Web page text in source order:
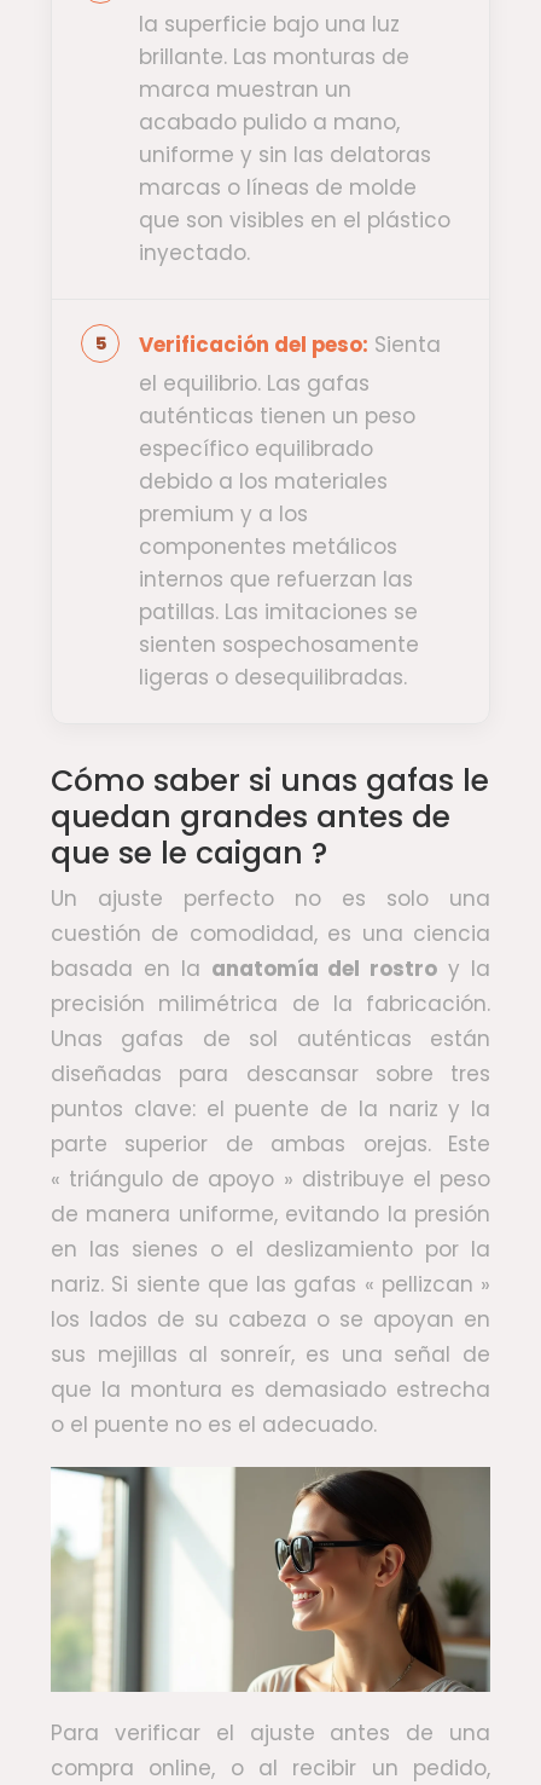
la superficie bajo una luz
brillante. Las monturas de
marca muestran un
acabado pulido a mano,
uniforme y sin las delatoras
marcas o líneas de molde
que son visibles en el plástico
inyectado.
Verificación del peso: Sienta
el equilibrio. Las gafas
auténticas tienen un peso
específico equilibrado
debido a los materiales
premium y a los
componentes metálicos
internos que refuerzan las
patillas. Las imitaciones se
sienten sospechosamente
ligeras o desequilibradas.
Cómo saber si unas gafas le
quedan grandes antes de
que se le caigan ?
Un ajuste perfecto no es solo una
cuestión de comodidad, es una ciencia
basada en la anatomía del rostro y la
precisión milimétrica de la fabricación.
Unas gafas de sol auténticas están
diseñadas para descansar sobre tres
puntos clave: el puente de la nariz y la
parte superior de ambas orejas. Este
« triángulo de apoyo » distribuye el peso
de manera uniforme, evitando la presión
en las sienes o el deslizamiento por la
nariz. Si siente que las gafas « pellizcan »
los lados de su cabeza o se apoyan en
sus mejillas al sonreír, es una señal de
que la montura es demasiado estrecha
o el puente no es el adecuado.
Para verificar el ajuste antes de una
compra online, o al recibir un pedido,